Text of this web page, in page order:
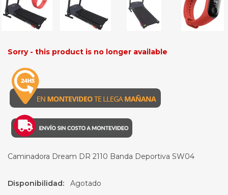
Sorry - this product is no longer available
Caminadora Dream DR 2110 Banda Deportiva SW04
Disponibilidad: Agotado